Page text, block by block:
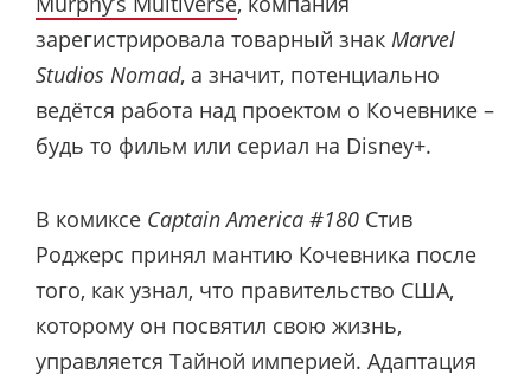
зарегистрировала товарный знак Marvel
Studios Nomad, а значит, потенциально
ведётся работа над проектом о Кочевнике –
будь то фильм или сериал на Disney+.
В комиксе Captain America #180 Стив
Роджерс принял мантию Кочевника после
того, как узнал, что правительство США,
которому он посвятил свою жизнь,
управляется Тайной империей. Адаптация